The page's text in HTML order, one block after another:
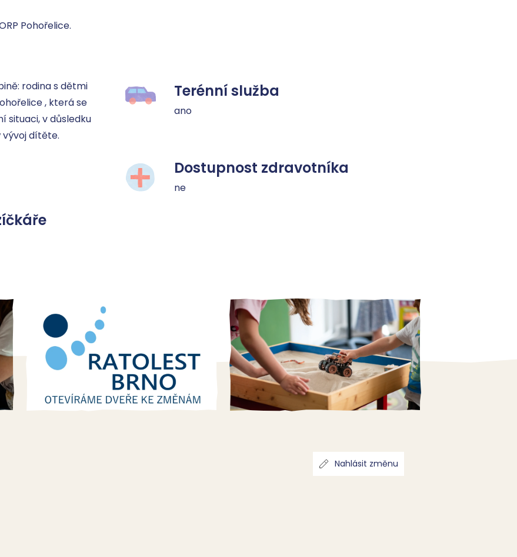
Pohořelice.
rodina s dětmi
, která se
situaci, v důsledku
vývoj dítěte.
Terénní služba
ano
Dostupnost zdravotníka
ne
Nahlásit změnu